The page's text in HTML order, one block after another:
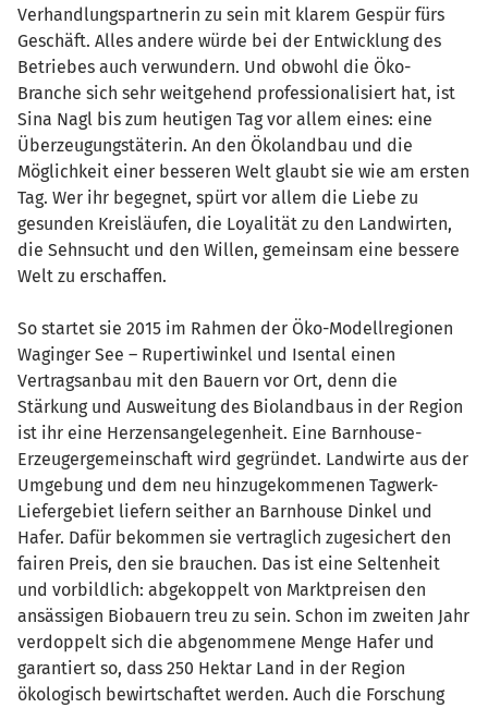
Verhandlungspartnerin zu sein mit klarem Gespür fürs
Geschäft. Alles andere würde bei der Entwicklung des
Betriebes auch verwundern. Und obwohl die Öko-
Branche sich sehr weitgehend professionalisiert hat, ist
Sina Nagl bis zum heutigen Tag vor allem eines: eine
Überzeugungstäterin. An den Ökolandbau und die
Möglichkeit einer besseren Welt glaubt sie wie am ersten
Tag. Wer ihr begegnet, spürt vor allem die Liebe zu
gesunden Kreisläufen, die Loyalität zu den Landwirten,
die Sehnsucht und den Willen, gemeinsam eine bessere
Welt zu erschaffen.
So startet sie 2015 im Rahmen der Öko-Modellregionen
Waginger See – Rupertiwinkel und Isental einen
Vertragsanbau mit den Bauern vor Ort, denn die
Stärkung und Ausweitung des Biolandbaus in der Region
ist ihr eine Herzensangelegenheit. Eine Barnhouse-
Erzeugergemeinschaft wird gegründet. Landwirte aus der
Umgebung und dem neu hinzugekommenen Tagwerk-
Liefergebiet liefern seither an Barnhouse Dinkel und
Hafer. Dafür bekommen sie vertraglich zugesichert den
fairen Preis, den sie brauchen. Das ist eine Seltenheit
und vorbildlich: abgekoppelt von Marktpreisen den
ansässigen Biobauern treu zu sein. Schon im zweiten Jahr
verdoppelt sich die abgenommene Menge Hafer und
garantiert so, dass 250 Hektar Land in der Region
ökologisch bewirtschaftet werden. Auch die Forschung